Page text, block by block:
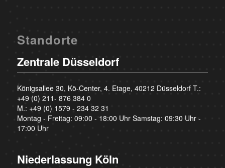
Standorte
Zentrale Düsseldorf
Königsallee 30, Kö-Center, 4. Etage, 40212 Düsseldorf T.:
+49 (0) 211- 876 384 0
M.: +49 (0) 1579 - 234 32 31
Montag - Freitag: 09:00 - 18:00 Uhr Samstag: 09:30 Uhr -
17:00 Uhr
Niederlassung Köln